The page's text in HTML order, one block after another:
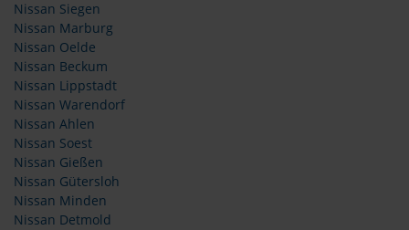
Nissan Siegen
Nissan Marburg
Nissan Oelde
Nissan Beckum
Nissan Lippstadt
Nissan Warendorf
Nissan Ahlen
Nissan Soest
Nissan Gießen
Nissan Gütersloh
Nissan Minden
Nissan Detmold